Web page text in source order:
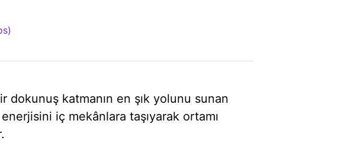
dokunuş katmanın en şık yolunu sunan
iç mekânlara taşıyarak ortamı